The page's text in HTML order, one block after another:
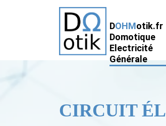
DOHMotik.fr
Domotique
Electricité
Générale
CIRCUIT